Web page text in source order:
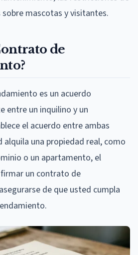
mascotas y visitantes.
de
es un acuerdo
entre un inquilino y un
el acuerdo entre ambas
alquila una propiedad real, como
o un apartamento, el
un contrato de
de que usted cumpla